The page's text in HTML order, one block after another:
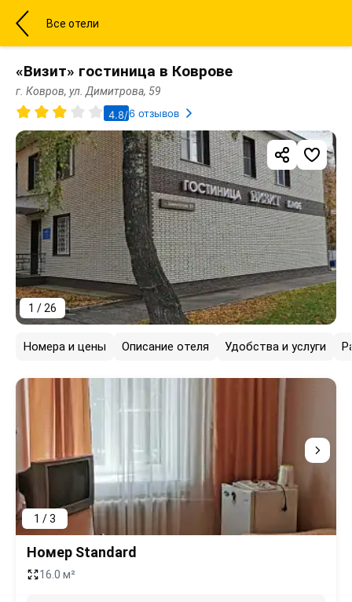
Все отели
«Визит» гостиница в Коврове
г. Ковров, ул. Димитрова, 59
4.8/56 отзывов
1 / 26
Номера и цены Описание отеля Удобства и услуги
1 / 3
Номер Standard
16.0 м²